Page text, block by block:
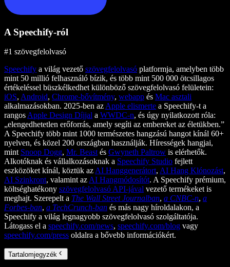
A Speechify-ról
#1 szövegfelolvasó
Speechify a világ vezető szövegfelolvasó platformja, amelyben több
mint 50 millió felhasználó bízik, és több mint 500 000 ötcsillagos
értékeléssel büszkélkedhet különböző szövegfelolvasó felületein:
iOS, Android, Chrome-bővítmény, webapp és Mac asztali
alkalmazásokban. 2025-ben az Apple elismerte a Speechify-t a
rangos Apple Design Díjjal a WWDC-n, és úgy nyilatkozott róla:
„elengedhetetlen erőforrás, amely segíti az embereket az életükben.”
A Speechify több mint 1000 természetes hangzású hangot kínál 60+
nyelven, és közel 200 országban használják. Hírességek hangjai,
mint Snoop Dogg, Mr. Beast és Gwyneth Paltrow is elérhetők.
Alkotóknak és vállalkozásoknak a Speechify Studio fejlett
eszközöket kínál, köztük az AI Hanggenerátort, AI Hang Klónozást,
AI Szinkront, valamint az AI Hangmódosítót. A Speechify prémium,
költséghatékony szövegfelolvasó API-jával vezető termékeket is
meghajt. Szerepelt a The Wall Street Journalban, a CNBC-n, a
Forbes-ban, a TechCrunch-ban és más nagy híroldalakon, a
Speechify a világ legnagyobb szövegfelolvasó szolgáltatója.
Látogass el a speechify.com/news, speechify.com/blog vagy
speechify.com/press oldalra a bővebb információkért.
Tartalomjegyzék